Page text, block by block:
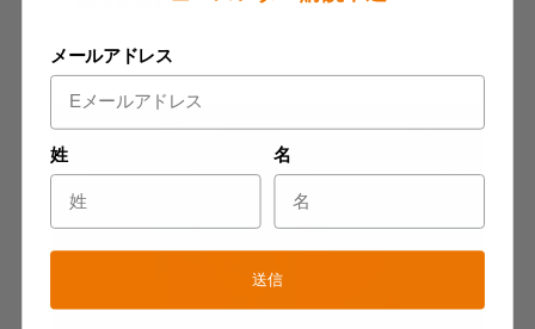
メールアドレス
姓 名
送信